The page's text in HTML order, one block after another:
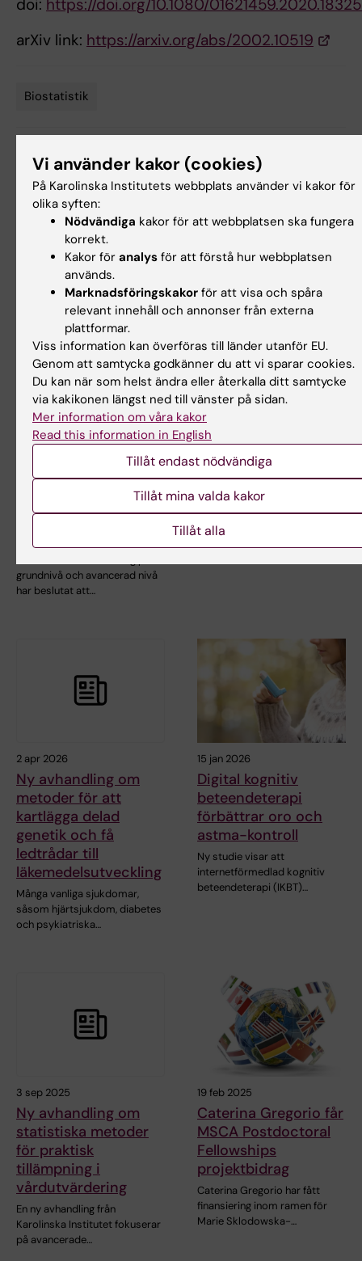
doi: https://doi.org/10.1080/
arXiv link: https://arxiv.org/abs/2002.10519
Biostatistik
Uppdaterad av:
Gunilla Sonnebring
2020-10-16
Relaterade artiklar
Nicola Orsini och
Karin Garming Legert
tilldelas Pedagogiska
grundnivå och avancerad nivå
har beslutat att…
5 maj 2026
Mikroskopisk kolit
ökar kraftigt i Sverige
Förekomsten av mikroskopisk
kolit har stigit markant i
2 apr 2026
Ny avhandling om
metoder för att
kartlägga delad
genetik och få
ledtrådar till
läkemedelsutveckling
Många vanliga sjukdomar,
såsom hjärtsjukdom, diabetes
och psykiatriska…
15 jan 2026
Digital kognitiv
beteendeterapi
förbättrar oro och
astma-kontroll
Ny studie visar att
internetförmedlad kognitiv
beteendeterapi (IKBT)…
3 sep 2025
Ny avhandling om
statistiska metoder
för praktisk
tillämpning i
vårdutvärdering
En ny avhandling från
Karolinska Institutet fokuserar
på avancerade…
19 feb 2025
Caterina Gregorio får
MSCA Postdoctoral
Fellowships
projektbidrag
Caterina Gregorio har fått
finansiering inom ramen för
Marie Sklodowska-…
Vi använder kakor (cookies)
På Karolinska Institutets webbplats använder vi kakor för
olika syften:
Nödvändiga kakor för att webbplatsen ska fungera
korrekt.
Kakor för analys för att förstå hur webbplatsen
används.
Marknadsföringskakor för att visa och spåra
relevant innehåll och annonser från externa
plattformar.
Viss information kan överföras till länder utanför EU.
Genom att samtycka godkänner du att vi sparar cookies.
Du kan när som helst ändra eller återkalla ditt samtycke
via kakikonen längst ned till vänster på sidan.
Mer information om våra kakor
Read this information in English
Tillåt endast nödvändiga
Tillåt mina valda kakor
Tillåt alla